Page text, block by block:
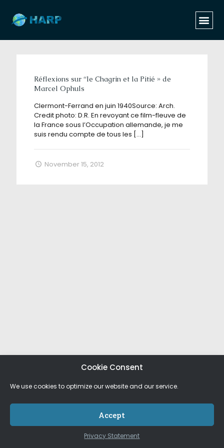
Cookie Consent
We use cookies to optimize our website and our service.
Accept
Privacy Statement
Categories Show all
Réflexions sur “le Chagrin et la Pitié » de
Marcel Ophuls
Clermont-Ferrand en juin 1940Source: Arch.
Credit photo: D.R. En revoyant ce film-fleuve de
la France sous l’Occupation allemande, je me
suis rendu compte de tous les […]
November 15, 2012